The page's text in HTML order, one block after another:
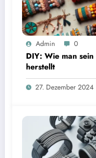
Admin 0
DIY: Wie man
herstellt
27. Dezember 2024